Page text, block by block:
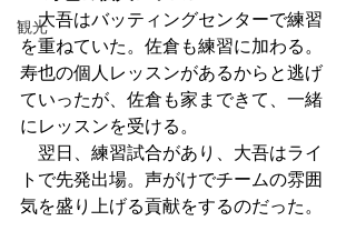
観光
大吾はバッティングセンターで練習
を重ねていた。佐倉も練習に加わる。
寿也の個人レッスンがあるからと逃げ
ていったが、佐倉も家まできて、一緒
にレッスンを受ける。
翌日、練習試合があり、大吾はライ
トで先発出場。声がけでチームの雰囲
気を盛り上げる貢献をするのだった。